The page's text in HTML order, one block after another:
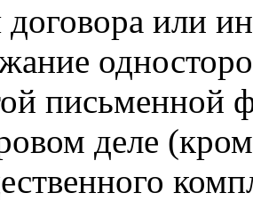
договора или
письменной
деле